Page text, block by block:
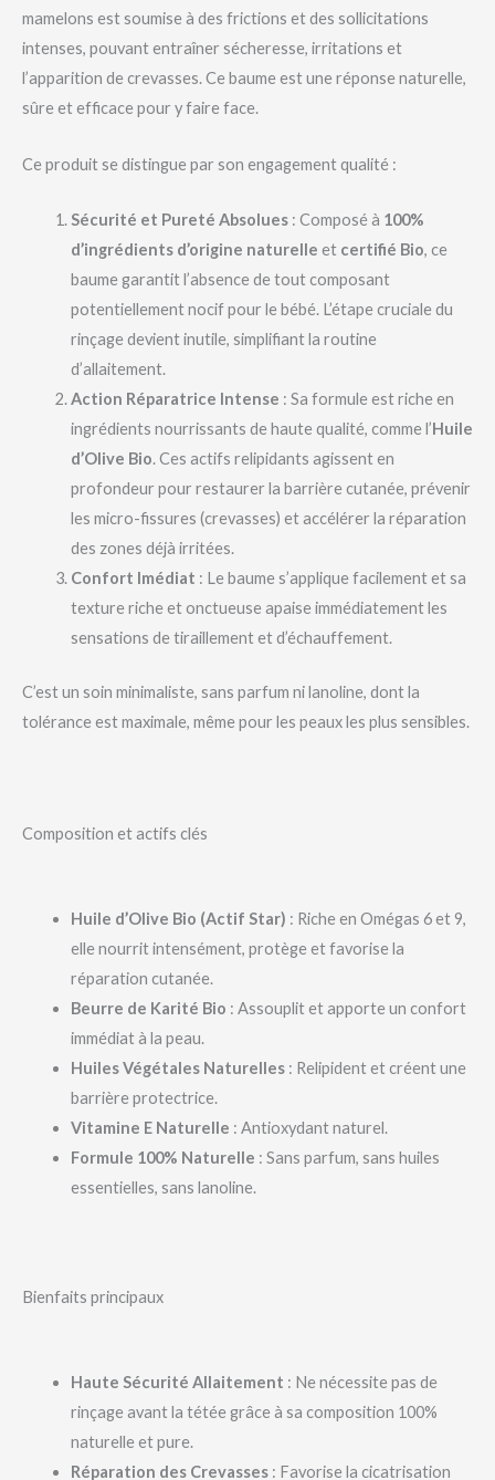
mamelons est soumise à des frictions et des sollicitations
intenses, pouvant entraîner sécheresse, irritations et
l’apparition de crevasses. Ce baume est une réponse naturelle,
sûre et efficace pour y faire face.
Ce produit se distingue par son engagement qualité :
Sécurité et Pureté Absolues: Composé à 100%
d’ingrédients d’origine naturelle et certifié Bio, ce
baume garantit l’absence de tout composant
potentiellement nocif pour le bébé. L’étape cruciale du
rinçage devient inutile, simplifiant la routine
d’allaitement.
Action Réparatrice Intense : Sa formule est riche en
ingrédients nourrissants de haute qualité, comme l’Huile
d’Olive Bio. Ces actifs relipidants agissent en
profondeur pour restaurer la barrière cutanée, prévenir
les micro-fissures (crevasses) et accélérer la réparation
des zones déjà irritées.
Confort Imédiat : Le baume s’applique facilement et sa
texture riche et onctueuse apaise immédiatement les
sensations de tiraillement et d’échauffement.
C’est un soin minimaliste, sans parfum ni lanoline, dont la
tolérance est maximale, même pour les peaux les plus sensibles.
Composition et actifs clés
Huile d’Olive Bio (Actif Star) : Riche en Omégas 6 et 9,
elle nourrit intensément, protège et favorise la
réparation cutanée.
Beurre de Karité Bio : Assouplit et apporte un confort
immédiat à la peau.
Huiles Végétales Naturelles: Relipident et créent une
barrière protectrice.
Vitamine E Naturelle : Antioxydant naturel.
Formule 100% Naturelle : Sans parfum, sans huiles
essentielles, sans lanoline.
Bienfaits principaux
Haute Sécurité Allaitement : Ne nécessite pas de
rinçage avant la tétée grâce à sa composition 100%
naturelle et pure.
Réparation des Crevasses: Favorise la cicatrisation